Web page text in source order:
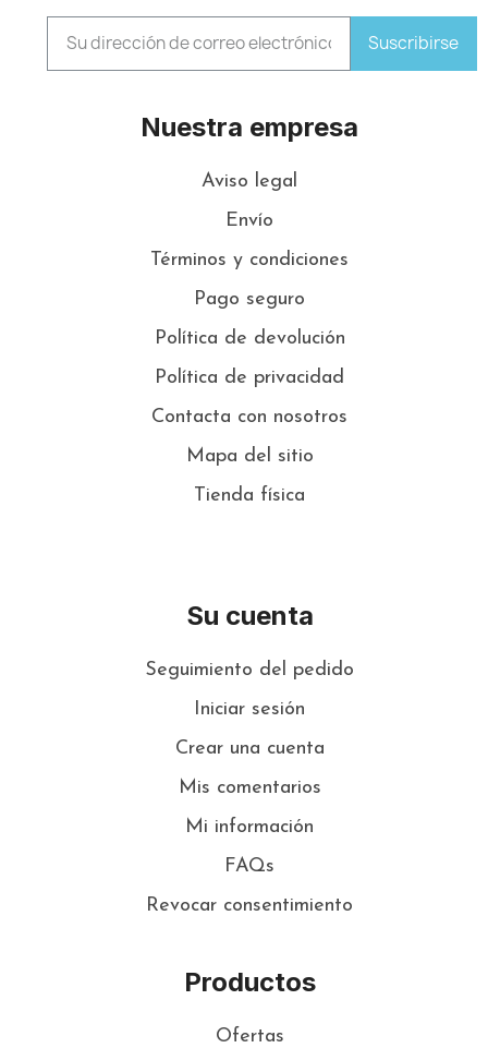
Suscribirse
Nuestra empresa
Aviso legal
Envío
Términos y condiciones
Pago seguro
Política de devolución
Política de privacidad
Contacta con nosotros
Mapa del sitio
Tienda física
Su cuenta
Seguimiento del pedido
Iniciar sesión
Crear una cuenta
Mis comentarios
Mi información
FAQs
Revocar consentimiento
Productos
Ofertas